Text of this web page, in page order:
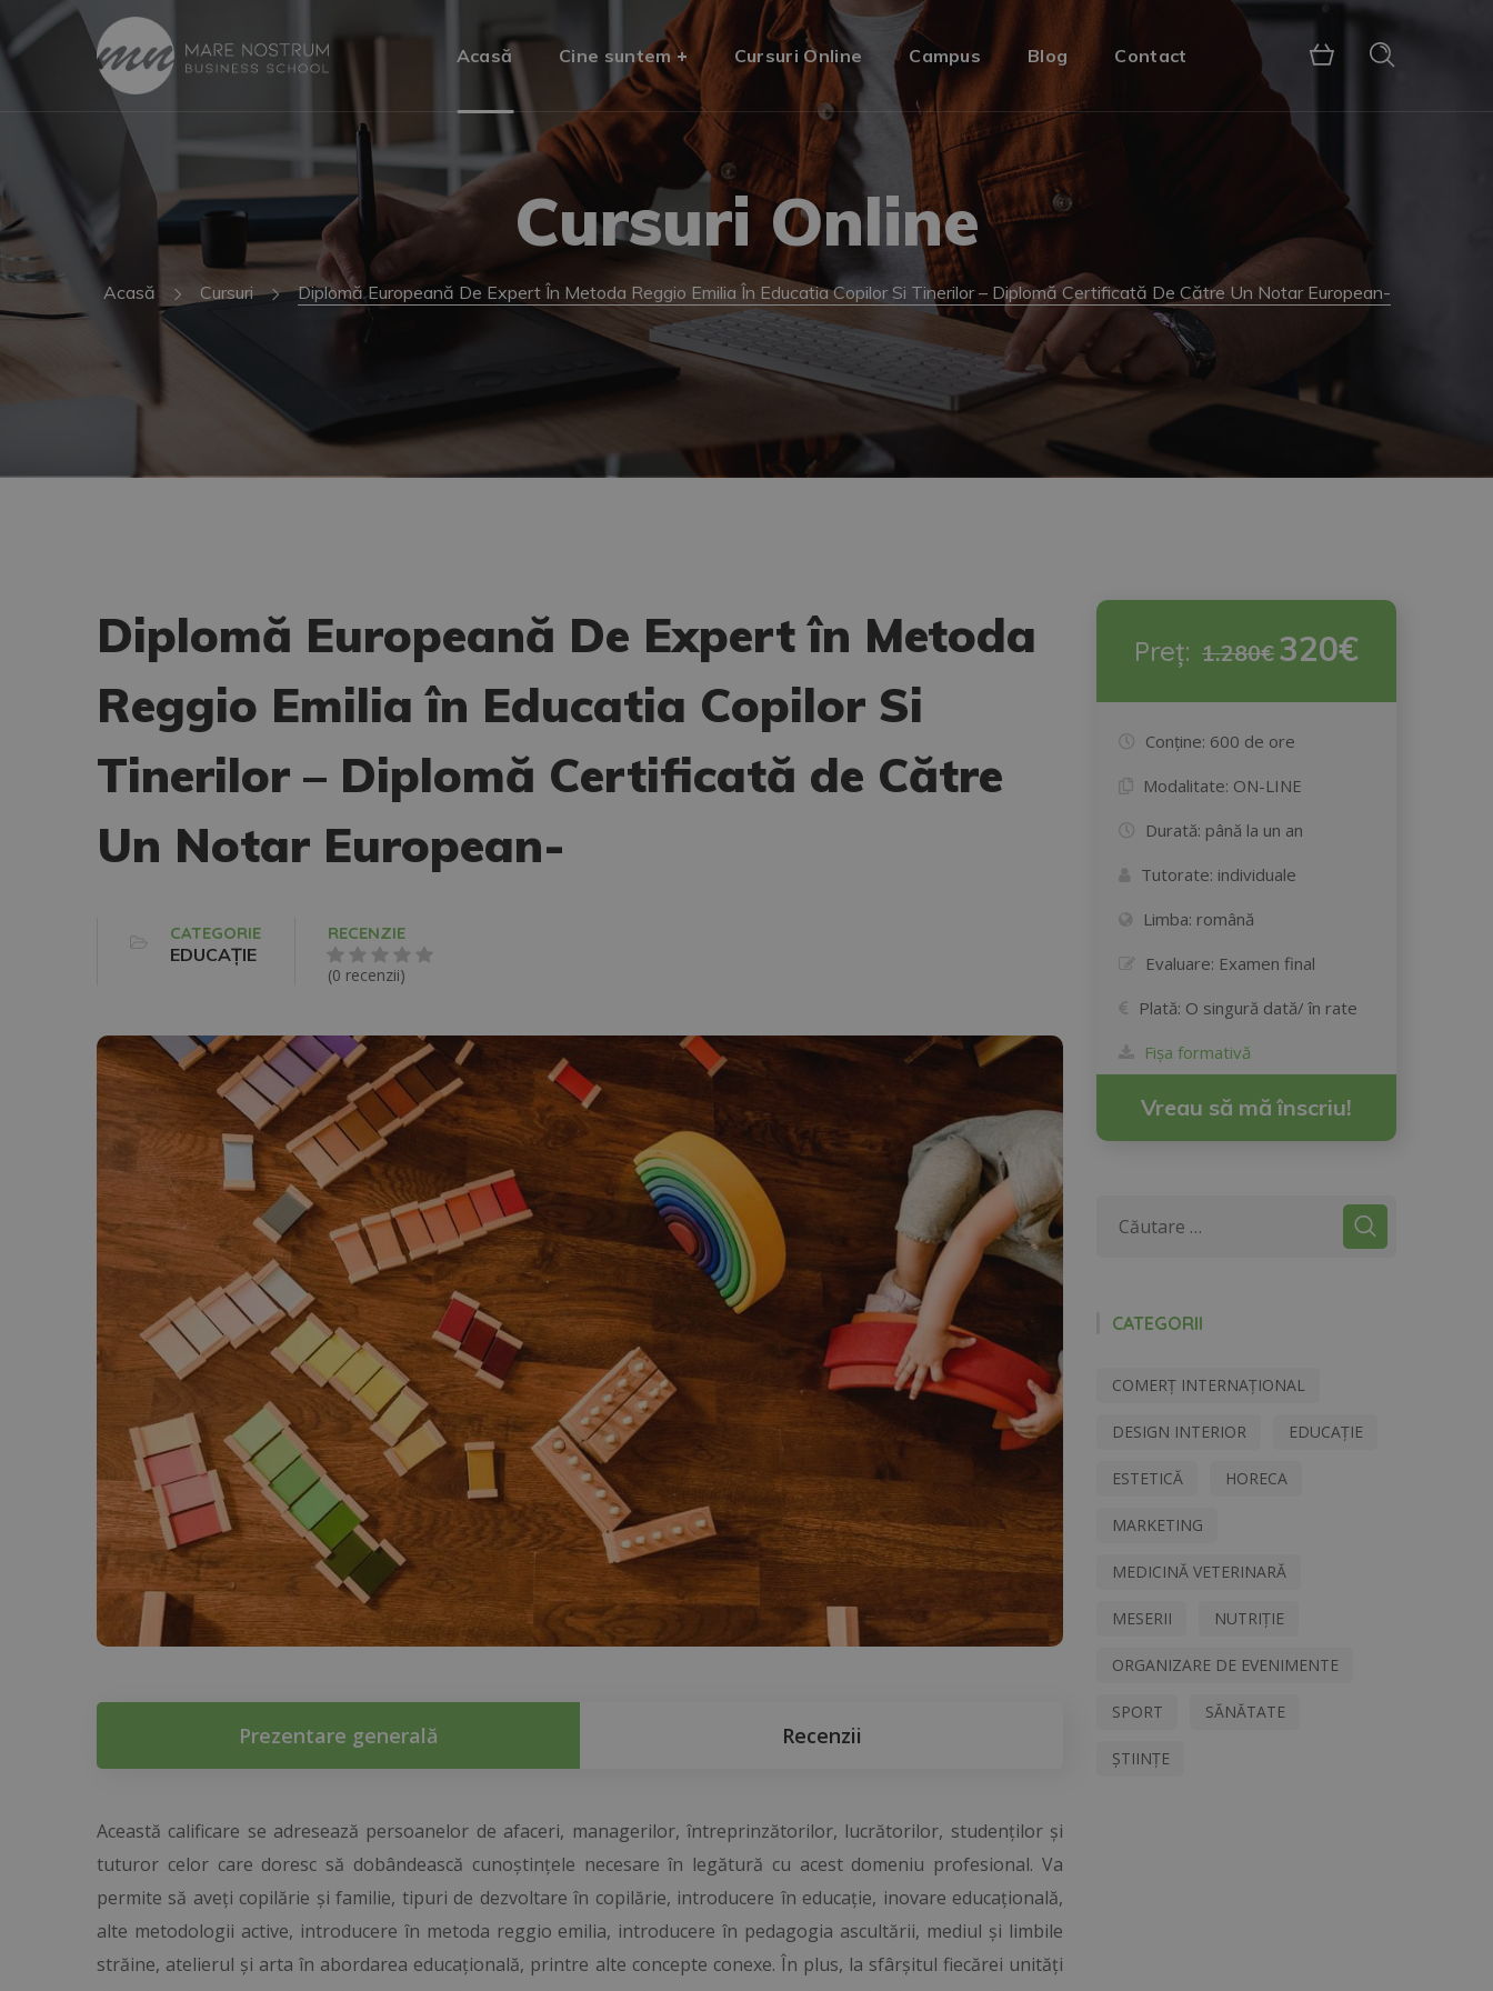
Acasă Cine suntem Cursuri Online Campus Blog Contact
Cursuri Online
Acasă Cursuri Diplomă Europeană De Expert În Metoda Reggio Emilia În Educatia Copilor Si Tinerilor – Diplomă Certificată De Către Un Notar European-
Diplomă Europeană De Expert în Metoda
Reggio Emilia în Educatia Copilor Si
Tinerilor – Diplomă Certificată de Către
Un Notar European-
CATEGORIE
EDUCAȚIE
RECENZIE
(0 recenzii)
Prezentare generală Recenzii
Această calificare se adresează persoanelor de afaceri, managerilor, întreprinzătorilor, lucrătorilor, studenților și
tuturor celor care doresc să dobândească cunoștințele necesare în legătură cu acest domeniu profesional. Va
permite să aveți copilărie și familie, tipuri de dezvoltare în copilărie, introducere în educație, inovare educațională,
alte metodologii active, introducere în metoda reggio emilia, introducere în pedagogia ascultării, mediul și limbile
străine, atelierul și arta în abordarea educațională, printre alte concepte conexe. În plus, la sfârșitul fiecărei unități
Preț: 1.280€ 320€
Conține: 600 de ore
Modalitate: ON-LINE
Durată: până la un an
Tutorate: individuale
Limba: română
Evaluare: Examen final
Plată: O singură dată/ în rate
Fișa formativă
Vreau să mă înscriu!
CATEGORII
COMERȚ INTERNAȚIONAL
DESIGN INTERIOR EDUCAȚIE
ESTETICĂ HORECA
MARKETING
MEDICINĂ VETERINARĂ
MESERII NUTRIȚIE
ORGANIZARE DE EVENIMENTE
SPORT SĂNĂTATE
ȘTIINȚE